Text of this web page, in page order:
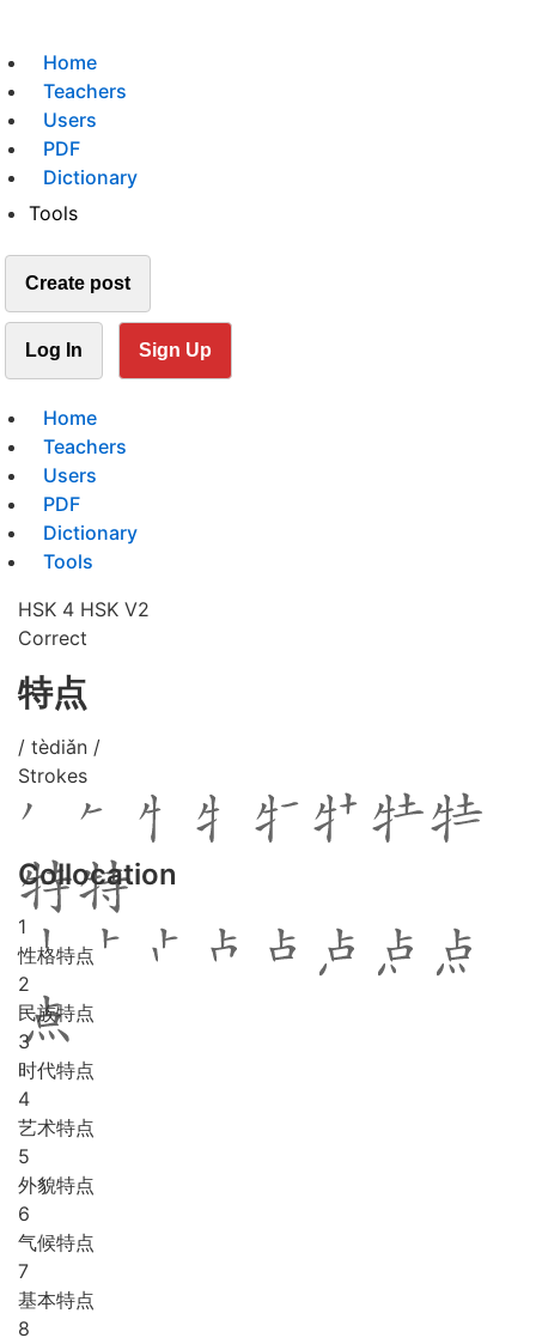
Home
Teachers
Users
PDF
Dictionary
Tools
Create post
Log In Sign Up
Home
Teachers
Users
PDF
Dictionary
Tools
HSK 4 HSK V2
Correct
特点
/ tèdiǎn /
Strokes
Collocation
1
性格特点
2
民族特点
3
时代特点
4
艺术特点
5
外貌特点
6
气候特点
7
基本特点
8